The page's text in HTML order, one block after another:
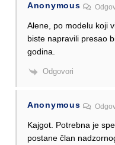
Anonymous
Alene, po modelu koji
biste napravili presao
godina.
Odgovori
Anonymous
Kajgot. Potrebna je
postane član